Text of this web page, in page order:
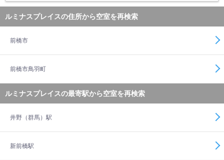
ルミナスプレイスの住所から空室を再検索
前橋市
前橋市鳥羽町
ルミナスプレイスの最寄駅から空室を再検索
井野（群馬）駅
新前橋駅